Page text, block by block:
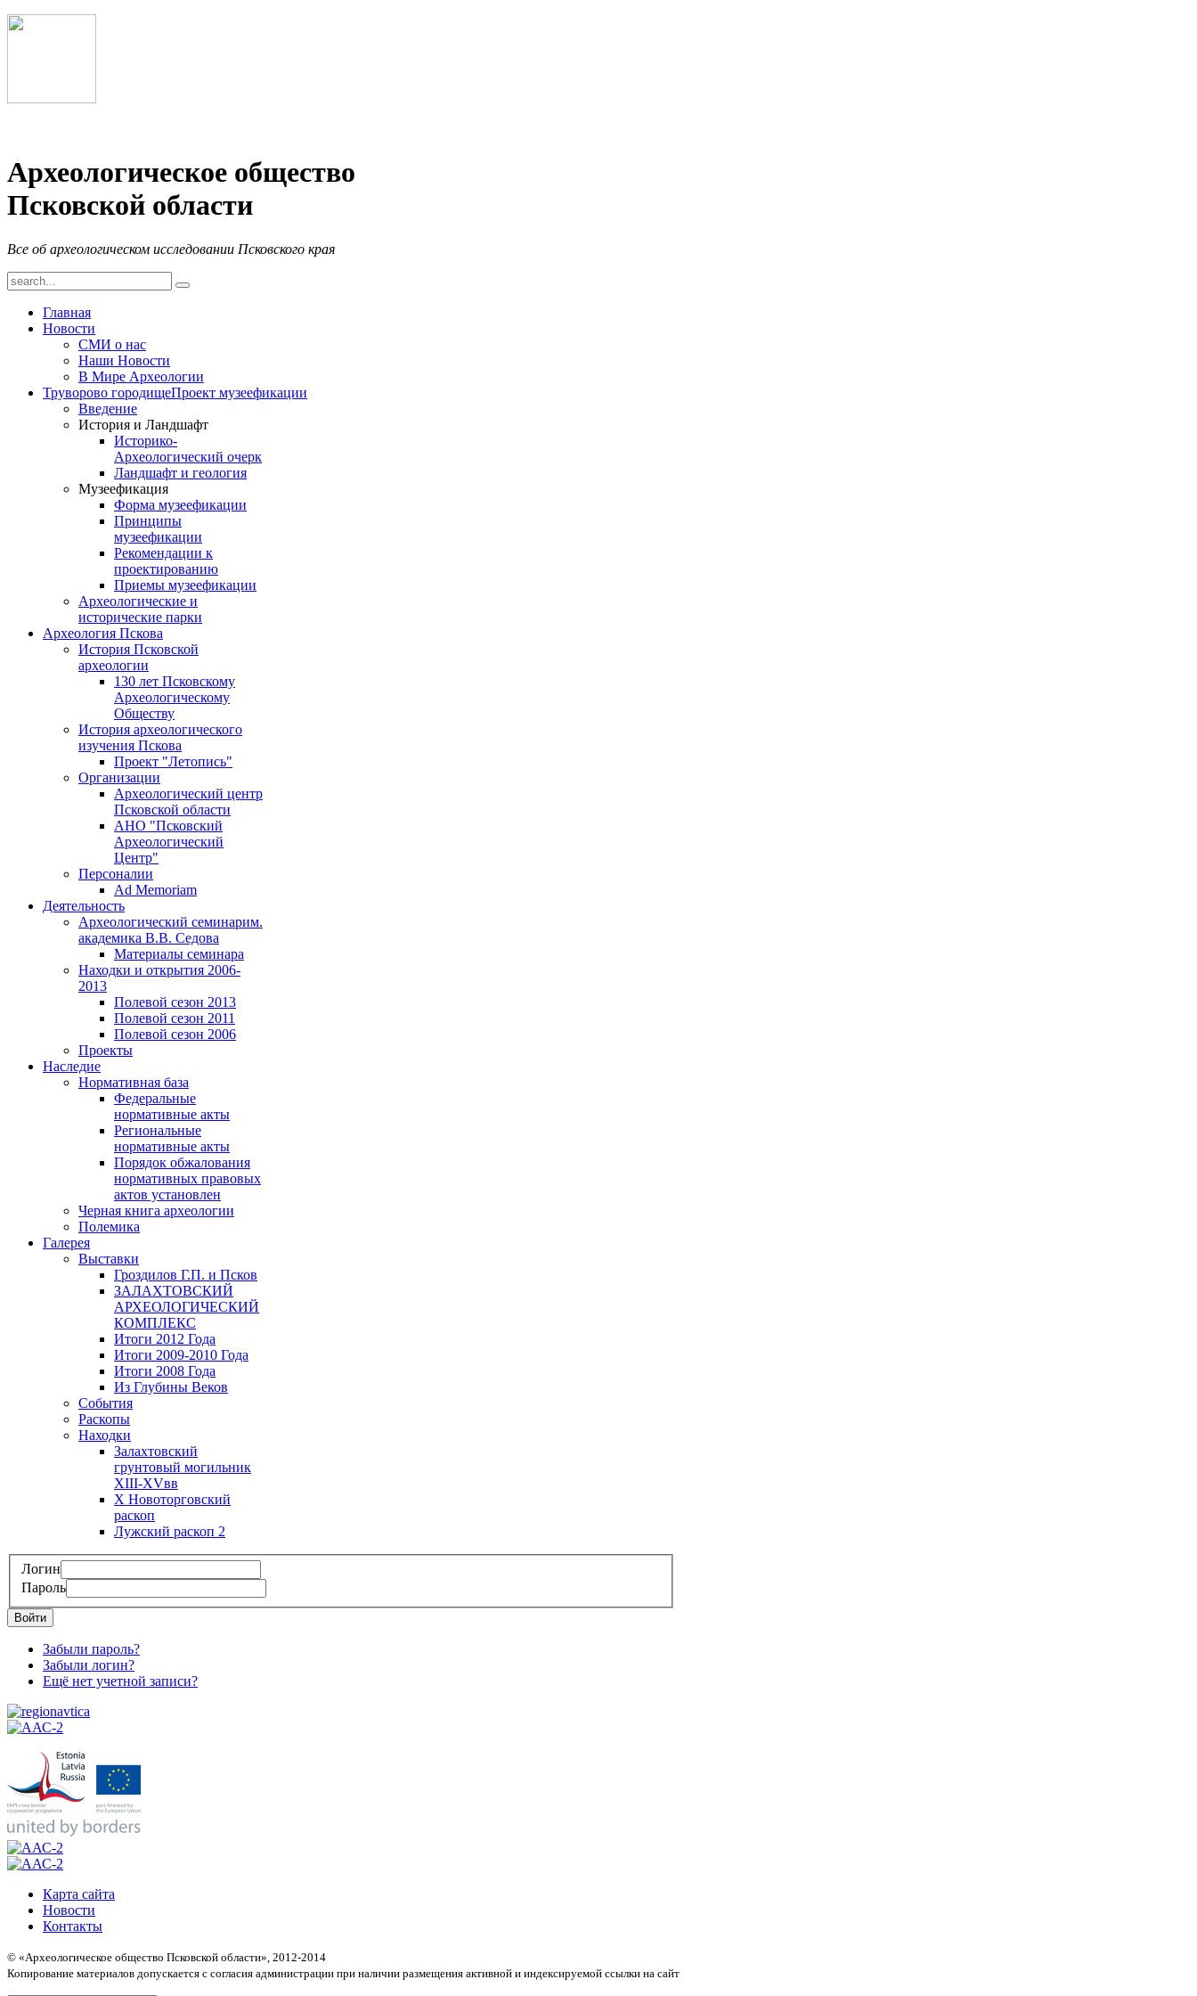
Археологическое общество
Псковской области
Все об археологическом исследовании Псковского края
Главная
Новости
СМИ о нас
Наши Новости
В Мире Археологии
Труворово городищеПроект музеефикации
Введение
История и Ландшафт
Историко-
Археологический очерк
Ландшафт и геология
Музеефикация
Форма музеефикации
Принципы
музеефикации
Рекомендации к
проектированию
Приемы музеефикации
Археологические и
исторические парки
Археология Пскова
История Псковской
археологии
130 лет Псковскому
Археологическому
Обществу
История археологического
изучения Пскова
Проект "Летопись"
Организации
Археологический центр
Псковской области
АНО "Псковский
Археологический
Центр"
Персоналии
Ad Memoriam
Деятельность
Археологический семинарим.
академика В.В. Седова
Материалы семинара
Находки и открытия 2006-
2013
Полевой сезон 2013
Полевой сезон 2011
Полевой сезон 2006
Проекты
Наследие
Нормативная база
Федеральные
нормативные акты
Региональные
нормативные акты
Порядок обжалования
нормативных правовых
актов установлен
Черная книга археологии
Полемика
Галерея
Выставки
Гроздилов Г.П. и Псков
ЗАЛАХТОВСКИЙ
АРХЕОЛОГИЧЕСКИЙ
КОМПЛЕКС
Итоги 2012 Года
Итоги 2009-2010 Года
Итоги 2008 Года
Из Глубины Веков
События
Раскопы
Находки
Залахтовский
грунтовый могильник
XIII-XVвв
X Новоторговский
раскоп
Лужский раскоп 2
Логин
Пароль
Войти
Забыли пароль?
Забыли логин?
Ещё нет учетной записи?
Карта сайта
Новости
Контакты
© «Археологическое общество Псковской области», 2012-2014
Копирование материалов допускается с согласия администрации при наличии размещения активной и индексируемой ссылки на сайт